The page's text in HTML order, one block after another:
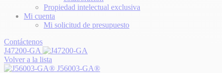
Propiedad intelectual exclusiva
Mi cuenta
Mi solicitud de presupuesto
Contáctenos
J47200-GA
Volver a la lista
J56003-GA®